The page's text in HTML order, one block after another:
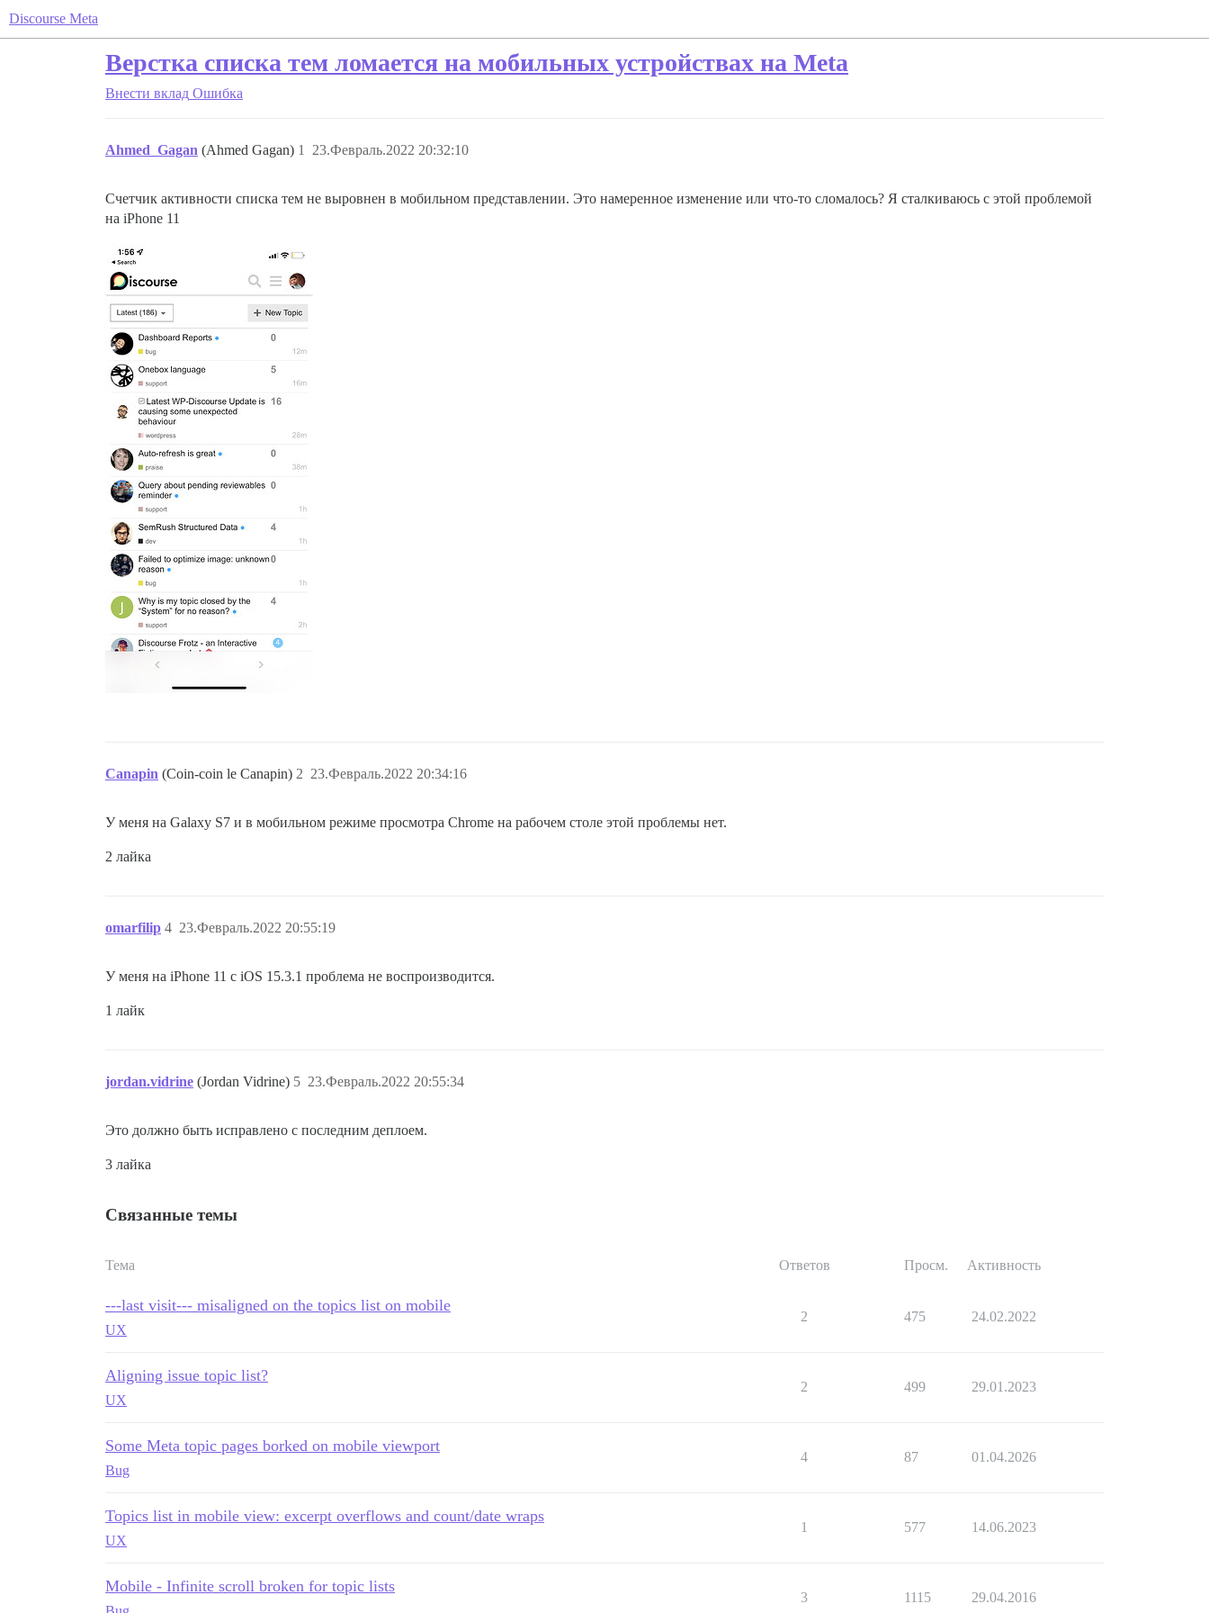
Discourse Meta
Верстка списка тем ломается на мобильных устройствах на Meta
Внести вклад Ошибка
Ahmed_Gagan (Ahmed Gagan) 23.Февраль.2022 20:32:10
1
Счетчик активности списка тем не выровнен в мобильном представлении. Это намеренное изменение или что-то сломалось? Я сталкиваюсь с этой проблемой
на iPhone 11
Canapin (Coin-coin le Canapin) 23.Февраль.2022 20:34:16
2
У меня на Galaxy S7 и в мобильном режиме просмотра Chrome на рабочем столе этой проблемы нет.
2 лайка
omarfilip 23.Февраль.2022 20:55:19
4
У меня на iPhone 11 с iOS 15.3.1 проблема не воспроизводится.
1 лайк
jordan.vidrine (Jordan Vidrine) 23.Февраль.2022 20:55:34
5
Это должно быть исправлено с последним деплоем.
3 лайка
Связанные темы
Тема Ответов Просм. Активность
---last visit--- misaligned on the topics list on mobile
UX
2 475 24.02.2022
Aligning issue topic list?
UX
2 499 29.01.2023
Some Meta topic pages borked on mobile viewport
Bug
4 87 01.04.2026
Topics list in mobile view: excerpt overflows and count/date wraps
UX
1 577 14.06.2023
Mobile - Infinite scroll broken for topic lists
3 1115 29.04.2016